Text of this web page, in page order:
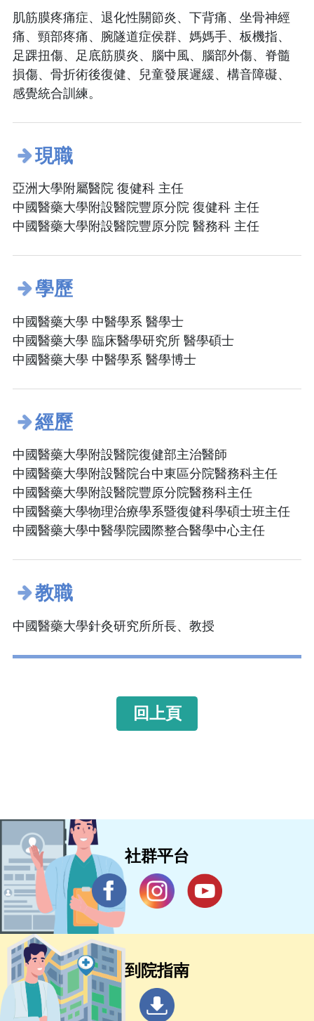
肌筋膜疼痛症、退化性關節炎、下背痛、坐骨神經
痛、頸部疼痛、腕隧道症侯群、媽媽手、板機指、
足踝扭傷、足底筋膜炎、腦中風、腦部外傷、脊髓
損傷、骨折術後復健、兒童發展遲緩、構音障礙、
感覺統合訓練。
現職
亞洲大學附屬醫院 復健科 主任
中國醫藥大學附設醫院豐原分院 復健科 主任
中國醫藥大學附設醫院豐原分院 醫務科 主任
學歷
中國醫藥大學 中醫學系 醫學士
中國醫藥大學 臨床醫學研究所 醫學碩士
中國醫藥大學 中醫學系 醫學博士
經歷
中國醫藥大學附設醫院復健部主治醫師
中國醫藥大學附設醫院台中東區分院醫務科主任
中國醫藥大學附設醫院豐原分院醫務科主任
中國醫藥大學物理治療學系暨復健科學碩士班主任
中國醫藥大學中醫學院國際整合醫學中心主任
教職
中國醫藥大學針灸研究所所長、教授
回上頁
社群平台
到院指南